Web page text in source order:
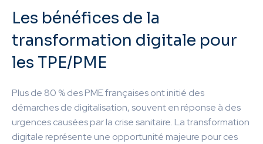
Les bénéfices de la
transformation digitale pour
les TPE/PME
Plus de 80 % des PME françaises ont initié des
démarches de digitalisation, souvent en réponse à des
urgences causées par la crise sanitaire. La transformation
digitale représente une opportunité majeure pour ces